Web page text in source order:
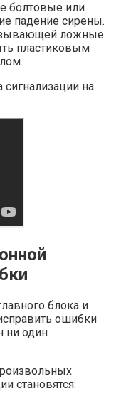
болтовые или
падение сирены.
ложные
пластиковым
сигнализации на
блока и
ошибки
ни один
становятся: